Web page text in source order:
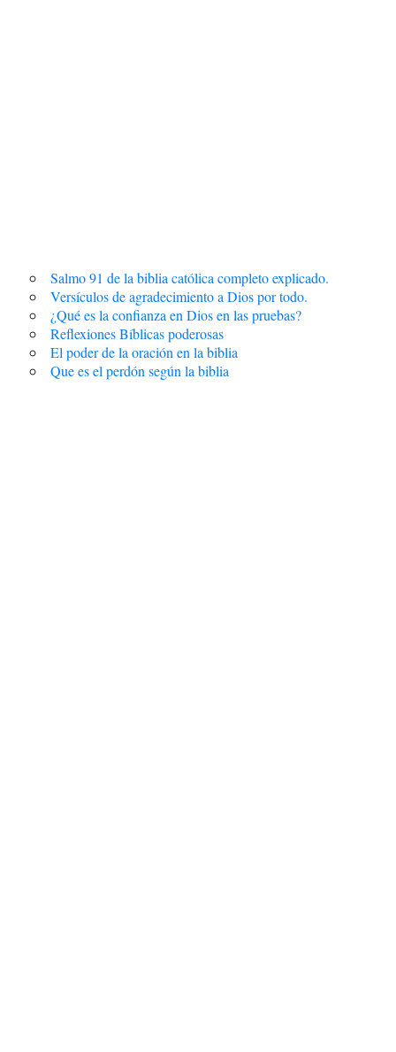
Salmo 91 de la biblia católica completo explicado.
Versículos de agradecimiento a Dios por todo.
¿Qué es la confianza en Dios en las pruebas?
Reflexiones Bíblicas poderosas
El poder de la oración en la biblia
Que es el perdón según la biblia